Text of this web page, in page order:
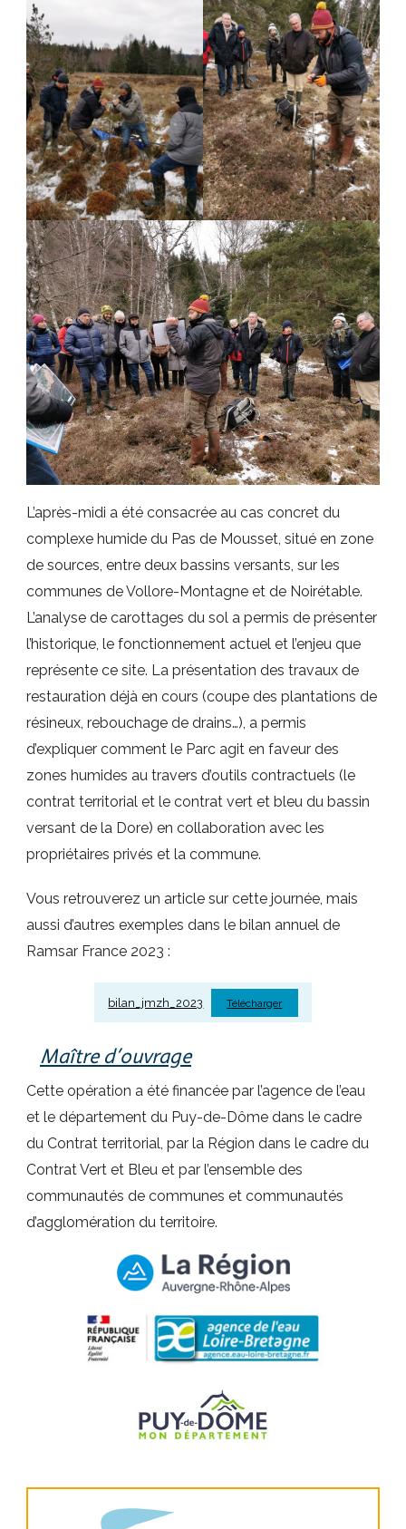
L’après-midi a été consacrée au cas concret du
complexe humide du Pas de Mousset, situé en zone
de sources, entre deux bassins versants, sur les
communes de Vollore-Montagne et de Noirétable.
L’analyse de carottages du sol a permis de présenter
l’historique, le fonctionnement actuel et l’enjeu que
représente ce site. La présentation des travaux de
restauration déjà en cours (coupe des plantations de
résineux, rebouchage de drains…), a permis
d’expliquer comment le Parc agit en faveur des
zones humides au travers d’outils contractuels (le
contrat territorial et le contrat vert et bleu du bassin
versant de la Dore) en collaboration avec les
propriétaires privés et la commune.
Vous retrouverez un article sur cette journée, mais
aussi d’autres exemples dans le bilan annuel de
Ramsar France 2023 :
bilan_jmzh_2023 Télécharger
Maître d’ouvrage
Cette opération a été financée par l’agence de l’eau
et le département du Puy-de-Dôme dans le cadre
du Contrat territorial, par la Région dans le cadre du
Contrat Vert et Bleu et par l’ensemble des
communautés de communes et communautés
d’agglomération du territoire.